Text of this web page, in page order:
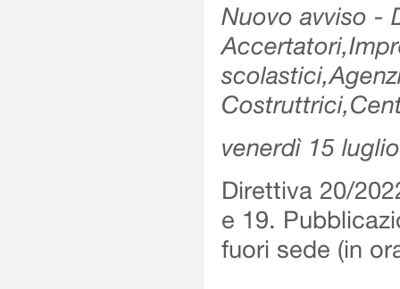
Nuovo avviso -
venerdì 15
Direttiva 20/
e 19.
fuori sede (in